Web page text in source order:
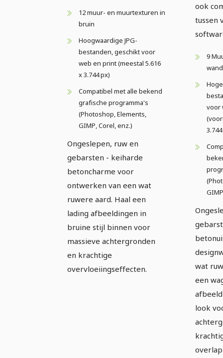
12 muur- en muurtexturen in
bruin
Hoogwaardige JPG-
bestanden, geschikt voor
web en print (meestal 5.616
x 3.744 px)
Compatibel met alle bekend
grafische programma's
(Photoshop, Elements,
GIMP, Corel, enz.)
Ongeslepen, ruw en
gebarsten - keiharde
betoncharme voor
ontwerken van een wat
ruwere aard. Haal een
lading afbeeldingen in
bruine stijl binnen voor
massieve achtergronden
en krachtige
overvloeiingseffecten.
ook
tussen
9
voor
wat
een
look